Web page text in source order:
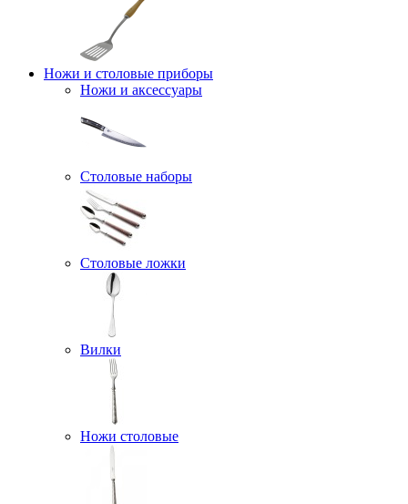
Ножи и столовые приборы
Ножи и аксессуары
Столовые наборы
Столовые ложки
Вилки
Ножи столовые